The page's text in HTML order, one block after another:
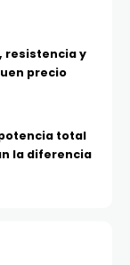
resistencia y
precio
potencia total
la diferencia